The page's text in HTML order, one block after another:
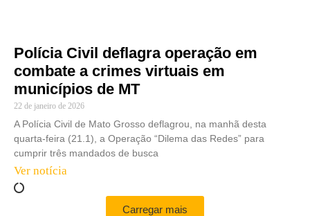
Polícia Civil deflagra operação em
combate a crimes virtuais em
municípios de MT
22 de janeiro de 2026
A Polícia Civil de Mato Grosso deflagrou, na manhã desta
quarta-feira (21.1), a Operação “Dilema das Redes” para
cumprir três mandados de busca
Ver notícia
Carregar mais